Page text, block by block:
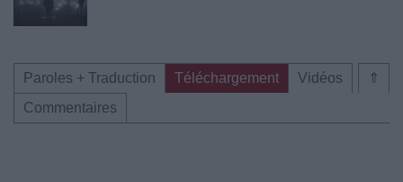
⇑
Paroles + Traduction Téléchargement
Vidéos
Commentaires